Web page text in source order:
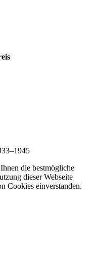
die bestmögliche
dieser Webseite
Cookies einverstanden.